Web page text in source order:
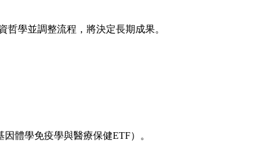
學並調整流程，將決定長期成果。
體學免疫學與醫療保健ETF）。